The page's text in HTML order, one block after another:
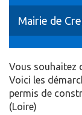
Mairie de
Vous souhaitez
Voici les
permis de
(Loire)